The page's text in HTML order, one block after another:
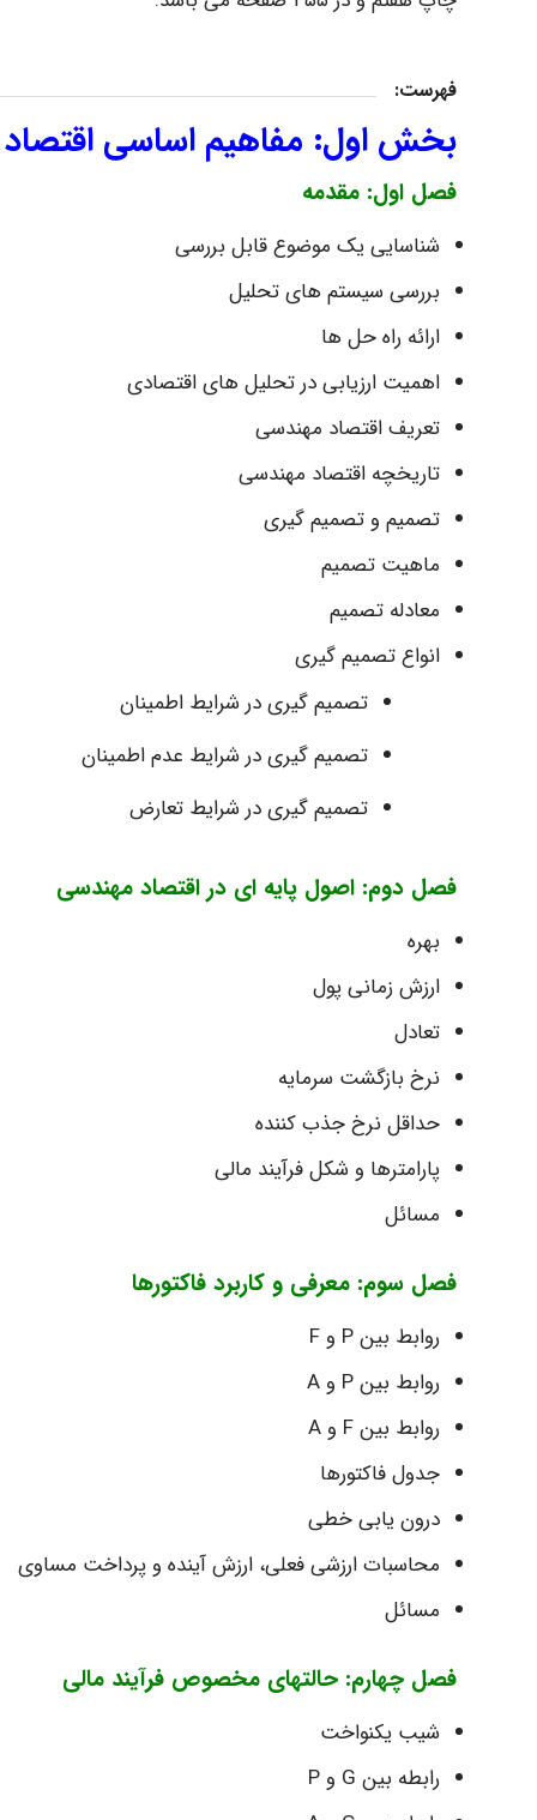
فهرست:
بخش اول: مفاهیم اساسی
فصل اول: مقدمه
شناسایی یک موضوع قابل بررسی
بررسی سیستم های تحلیل
ارائه راه حل ها
اهمیت ارزیابی در تحلیل های اقتصادی
تعریف اقتصاد مهندسی
تاریخچه اقتصاد مهندسی
تصمیم و تصمیم گیری
ماهیت تصمیم
معادله تصمیم
انواع تصمیم گیری
تصمیم گیری در شرایط اطمینان
تصمیم گیری در شرایط عدم اطمینان
تصمیم گیری در شرایط تعارض
فصل دوم: اصول پایه ای در اقتصاد مهندسی
بهره
ارزش زمانی پول
تعادل
نرخ بازگشت سرمایه
حداقل نرخ جذب کننده
پارامترها و شکل فرآیند مالی
مسائل
فصل سوم: معرفی و کاربرد فاکتورها
روابط بین P و F
روابط بین P و A
روابط بین F و A
جدول فاکتورها
درون یابی خطی
محاسبات ارزشی فعلی، ارزش آینده و پرداخت مساوی
مسائل
فصل چهارم: حالتهای مخصوص فرآیند مالی
شیب یکنواخت
رابطه بین G و P